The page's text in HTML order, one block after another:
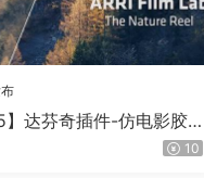
】达芬奇插件-仿电影胶
色插件 ARRI Film Lab 1.
10